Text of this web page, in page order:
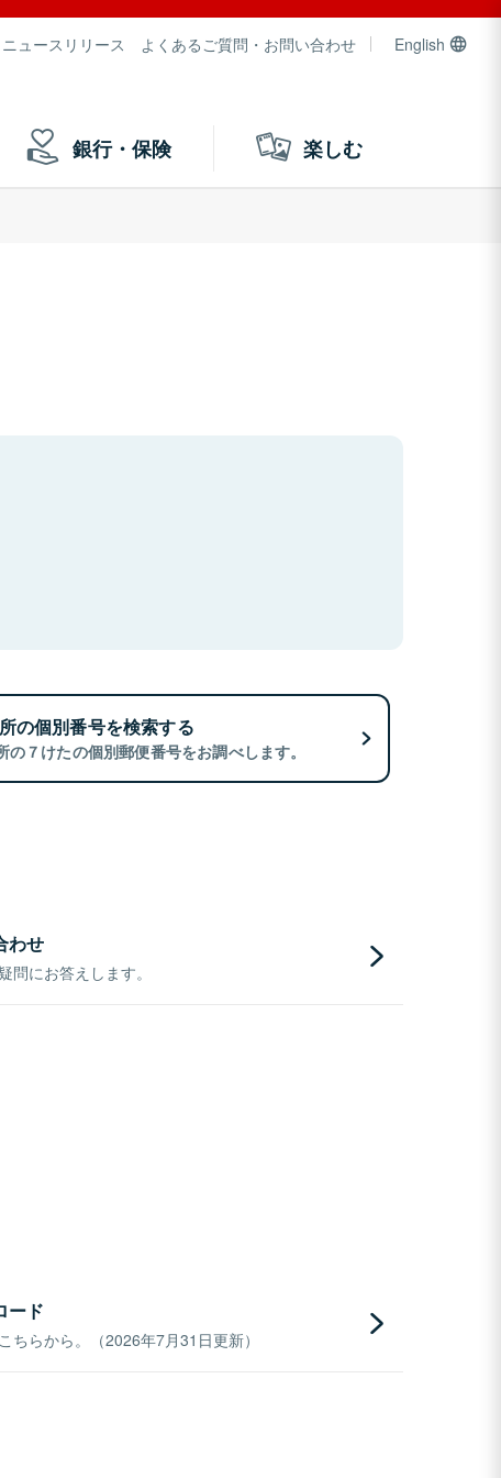
ニュースリリース よくあるご質問・お問い合わせ English
銀行・保険 楽しむ
の個別番号を検索する
の７けたの個別郵便番号をお調べします。
わせ
問にお答えします。
ード
ちらから。（2026年7月31日更新）